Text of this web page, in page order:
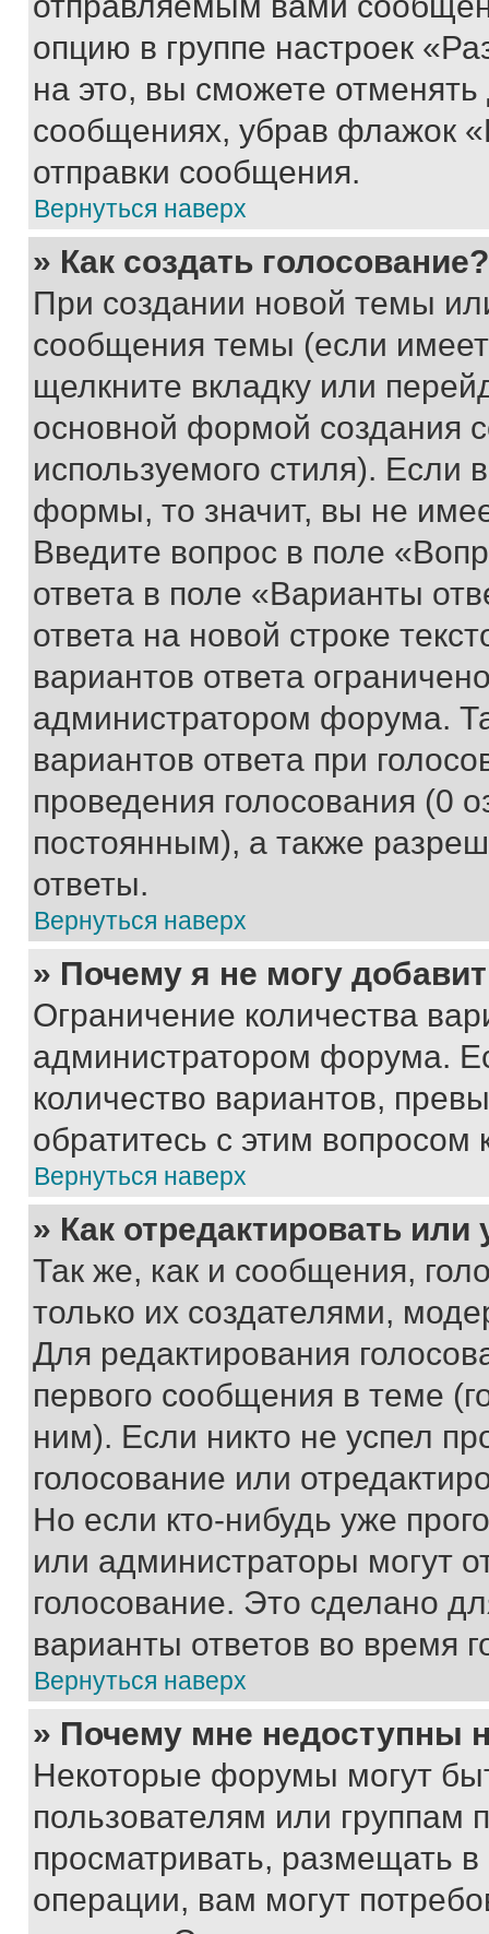
опцию в группе настроек
на это, вы сможете
сообщениях, убрав флажок
отправки сообщения.
Вернуться наверх
» Как создать голосование?
При создании новой темы
сообщения темы (если
щелкните вкладку или
основной формой создания
используемого стиля). Если
формы, то значит, вы не
Введите вопрос в поле
ответа в поле «Варианты
ответа на новой строке
вариантов ответа
администратором форума.
вариантов ответа при
проведения голосования (0
постоянным), а также
ответы.
Вернуться наверх
» Почему я не могу
Ограничение количества
администратором форума.
количество вариантов,
обратитесь с этим вопросом
Вернуться наверх
» Как отредактировать
Так же, как и сообщения,
только их создателями,
Для редактирования
первого сообщения в теме
ним). Если никто не успел
голосование или
Но если кто-нибудь уже
или администраторы могут
голосование. Это сделано
варианты ответов во время
Вернуться наверх
» Почему мне недоступны
Некоторые форумы могут
пользователям или группам
просматривать, размещать
операции, вам могут